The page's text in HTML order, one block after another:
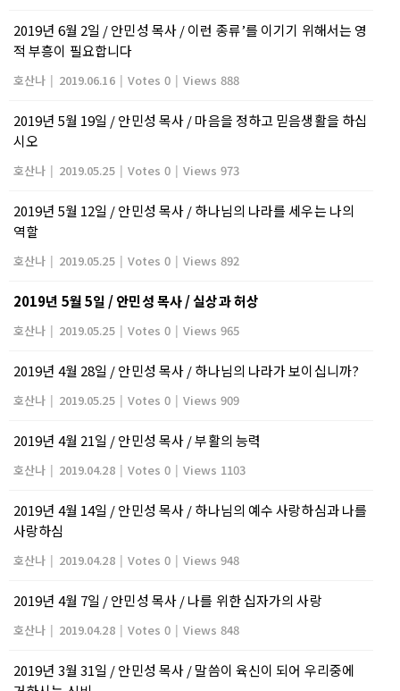
2019년 6월 2일 / 안민성 목사 / 이런 종류’를 이기기 위해서는 영
적 부흥이 필요합니다
호산나 | 2019.06.16 | Votes 0 | Views 888
2019년 5월 19일 / 안민성 목사 / 마음을 정하고 믿음생활을 하십
시오
호산나 | 2019.05.25 | Votes 0 | Views 973
2019년 5월 12일 / 안민성 목사 / 하나님의 나라를 세우는 나의
역할
호산나 | 2019.05.25 | Votes 0 | Views 892
2019년 5월 5일 / 안민성 목사 / 실상과 허상
호산나 | 2019.05.25 | Votes 0 | Views 965
2019년 4월 28일 / 안민성 목사 / 하나님의 나라가 보이십니까?
호산나 | 2019.05.25 | Votes 0 | Views 909
2019년 4월 21일 / 안민성 목사 / 부활의 능력
호산나 | 2019.04.28 | Votes 0 | Views 1103
2019년 4월 14일 / 안민성 목사 / 하나님의 예수 사랑하심과 나를
사랑하심
호산나 | 2019.04.28 | Votes 0 | Views 948
2019년 4월 7일 / 안민성 목사 / 나를 위한 십자가의 사랑
호산나 | 2019.04.28 | Votes 0 | Views 848
2019년 3월 31일 / 안민성 목사 / 말씀이 육신이 되어 우리중에